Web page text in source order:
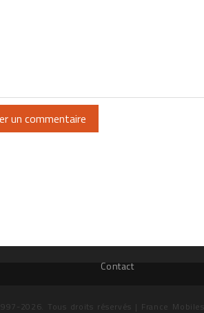
Contact
2026. Tous droits réservés | France